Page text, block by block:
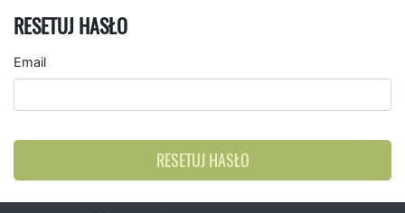
RESETUJ HASŁO
Email
RESETUJ HASŁO